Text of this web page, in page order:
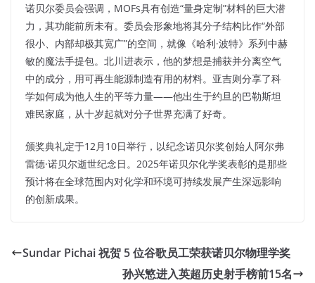
诺贝尔委员会强调，MOFs具有创造“量身定制”材料的巨大潜
力，其功能前所未有。委员会形象地将其分子结构比作“外部
很小、内部却极其宽广”的空间，就像《哈利·波特》系列中赫
敏的魔法手提包。北川进表示，他的梦想是捕获并分离空气
中的成分，用可再生能源制造有用的材料。亚吉则分享了科
学如何成为他人生的平等力量——他出生于约旦的巴勒斯坦
难民家庭，从十岁起就对分子世界充满了好奇。
颁奖典礼定于12月10日举行，以纪念诺贝尔奖创始人阿尔弗
雷德·诺贝尔逝世纪念日。2025年诺贝尔化学奖表彰的是那些
预计将在全球范围内对化学和环境可持续发展产生深远影响
的创新成果。
Sundar Pichai 祝贺 5 位谷歌员工荣获诺贝尔物理学奖
孙兴慜进入英超历史射手榜前15名